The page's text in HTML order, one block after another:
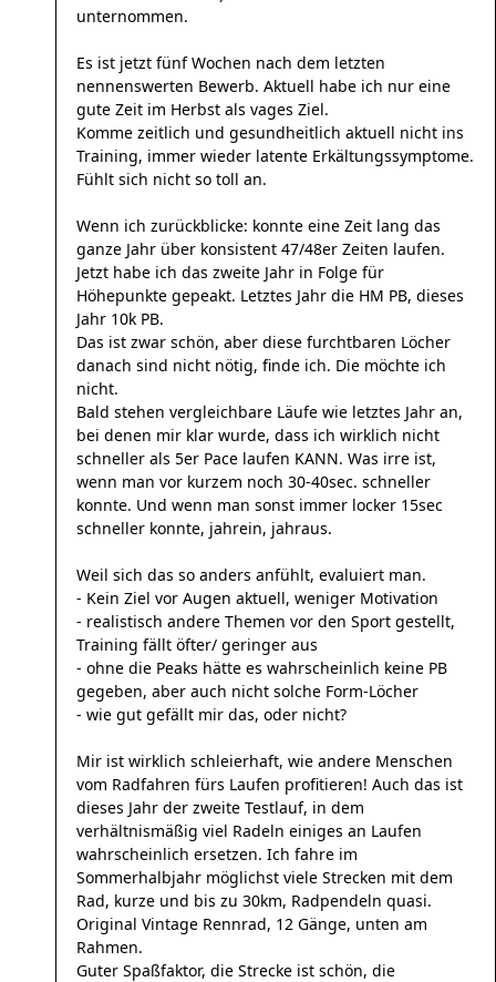
unternommen.
Es ist jetzt fünf Wochen nach dem letzten
nennenswerten Bewerb. Aktuell habe ich nur eine
gute Zeit im Herbst als vages Ziel.
Komme zeitlich und gesundheitlich aktuell nicht ins
Training, immer wieder latente Erkältungssymptome.
Fühlt sich nicht so toll an.
Wenn ich zurückblicke: konnte eine Zeit lang das
ganze Jahr über konsistent 47/48er Zeiten laufen.
Jetzt habe ich das zweite Jahr in Folge für
Höhepunkte gepeakt. Letztes Jahr die HM PB, dieses
Jahr 10k PB.
Das ist zwar schön, aber diese furchtbaren Löcher
danach sind nicht nötig, finde ich. Die möchte ich
nicht.
Bald stehen vergleichbare Läufe wie letztes Jahr an,
bei denen mir klar wurde, dass ich wirklich nicht
schneller als 5er Pace laufen KANN. Was irre ist,
wenn man vor kurzem noch 30-40sec. schneller
konnte. Und wenn man sonst immer locker 15sec
schneller konnte, jahrein, jahraus.
Weil sich das so anders anfühlt, evaluiert man.
- Kein Ziel vor Augen aktuell, weniger Motivation
- realistisch andere Themen vor den Sport gestellt,
Training fällt öfter/ geringer aus
- ohne die Peaks hätte es wahrscheinlich keine PB
gegeben, aber auch nicht solche Form-Löcher
- wie gut gefällt mir das, oder nicht?
Mir ist wirklich schleierhaft, wie andere Menschen
vom Radfahren fürs Laufen profitieren! Auch das ist
dieses Jahr der zweite Testlauf, in dem
verhältnismäßig viel Radeln einiges an Laufen
wahrscheinlich ersetzen. Ich fahre im
Sommerhalbjahr möglichst viele Strecken mit dem
Rad, kurze und bis zu 30km, Radpendeln quasi.
Original Vintage Rennrad, 12 Gänge, unten am
Rahmen.
Guter Spaßfaktor, die Strecke ist schön, die